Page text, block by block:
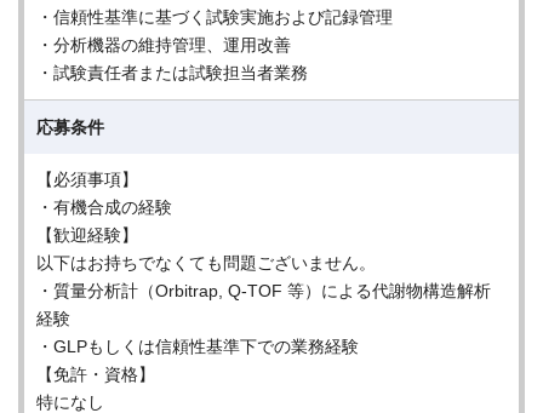
・信頼性基準に基づく試験実施および記録管理
・分析機器の維持管理、運用改善
・試験責任者または試験担当者業務
応募条件
【必須事項】
・有機合成の経験
【歓迎経験】
以下はお持ちでなくても問題ございません。
・質量分析計（Orbitrap, Q-TOF 等）による代謝物構造解析
経験
・GLPもしくは信頼性基準下での業務経験
【免許・資格】
特になし